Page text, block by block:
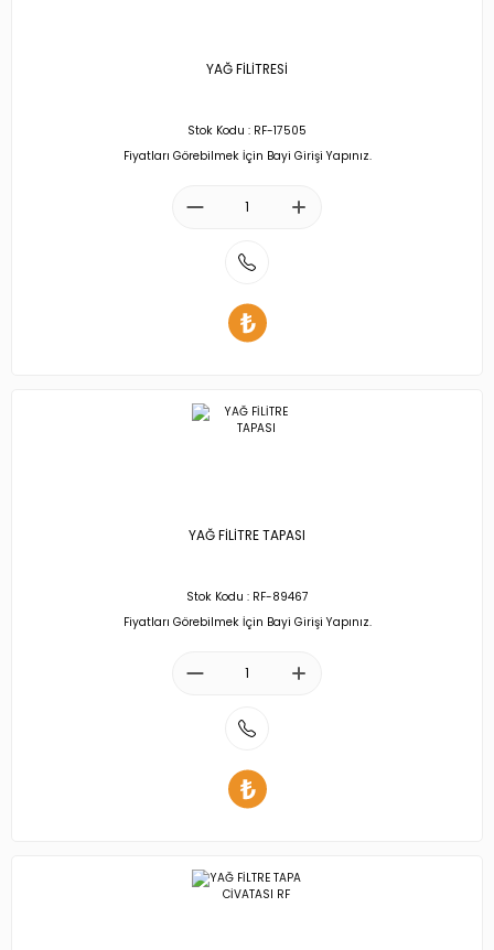
YAĞ FİLİTRESİ
Stok Kodu : RF-17505
Fiyatları Görebilmek İçin Bayi Girişi Yapınız.
YAĞ FİLİTRE TAPASI
Stok Kodu : RF-89467
Fiyatları Görebilmek İçin Bayi Girişi Yapınız.